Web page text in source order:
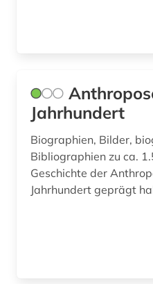
europäische kultur (1)
europäische union (6)
evaluation (1)
fachdidaktik (1)
Jahrhundert
Biographien, Bilder,
Bibliographien zu ca.
Geschichte der
Jahrhundert geprägt